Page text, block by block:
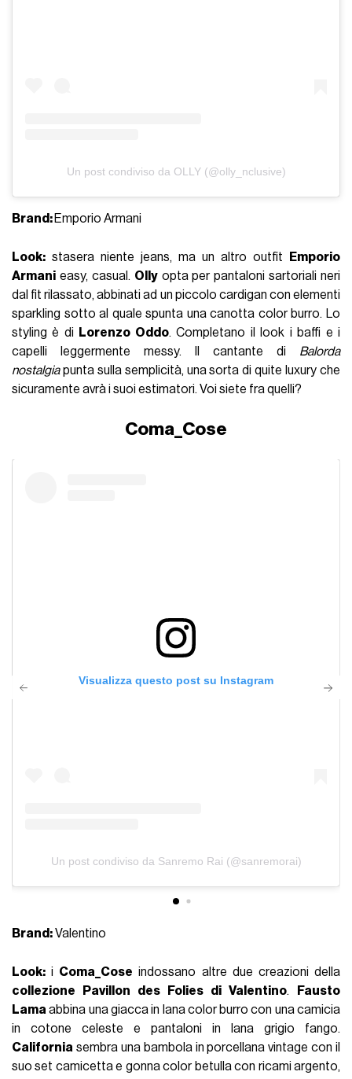
Un post condiviso da OLLY (@olly_nclusive)
Brand: Emporio Armani
Look: stasera niente jeans, ma un altro outfit
Emporio
Armani easy, casual. Ollyopta per pantaloni sartoriali neri
dal fit rilassato, abbinati ad un piccolo cardigan con elementi
sparkling sotto al quale spunta una canotta color burro. Lo
styling è di
Lorenzo Oddo. Completano il look i baffi e i
capelli leggermente messy. Il cantante di Balorda
nostalgiapunta sulla semplicità, una sorta di quite luxury che
sicuramente avrà i suoi estimatori. Voi siete fra quelli?
Coma_Cose
Visualizza questo post su Instagram
Un post condiviso da Sanremo Rai (@sanremorai)
Brand:Valentino
Look: i Coma_Cose indossano altre due creazioni della
collezione Pavillon des Folies di Valentino.
Fausto
Lama abbina una giacca in lana color burro con una camicia
in cotone celeste e pantaloni in lana grigio fango.
California sembra una bambola in porcellana vintage con il
suo set camicetta e gonna color betulla con ricami argento,